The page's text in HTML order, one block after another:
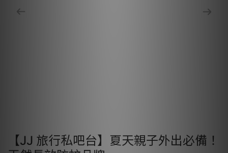
【JJ 旅行私吧台】夏天親子外出必備！